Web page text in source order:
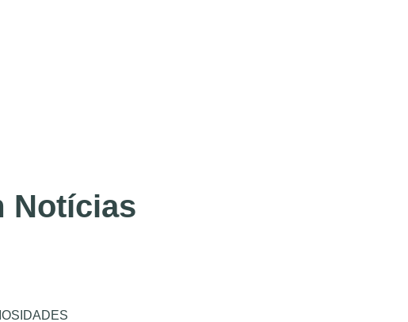
Notícias